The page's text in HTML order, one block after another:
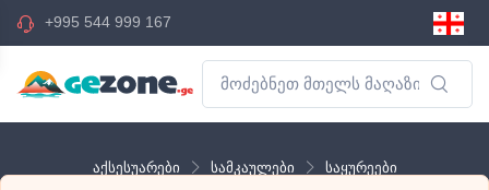
+995 544 999 167
აქსესუარები სამკაულები საყურეები